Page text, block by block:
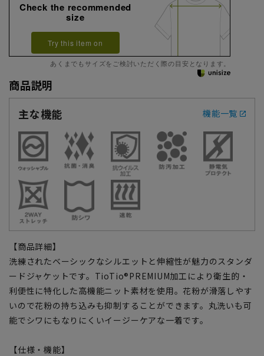
Check the recommended
size
Try this item on
あくまでもサイズをご検討いただく際の目安となります。
商品説明
主な機能
機能一覧
【商品詳細】
洗練されたベーシックなシルエットと伸縮性が魅力のスタンダ
ードジャケットです。TioTio®PREMIUM加工により衛生的・
利便性に特化した高機能ニット素材を使用。花粉が滑落しやす
いので花粉の持ち込みも抑制することができます。丸洗いも可
能でシワにもなりにくいイージーケアな一着です。
【仕様・機能】